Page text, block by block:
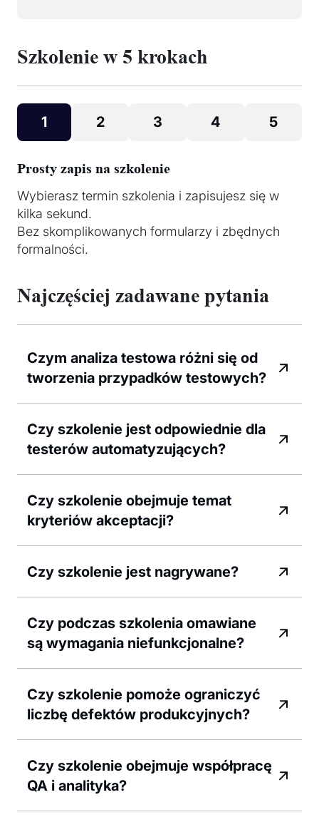
Szkolenie w 5 krokach
1 2 3 4 5
Prosty zapis na szkolenie
Wybierasz termin szkolenia i zapisujesz się w
kilka sekund.
Bez skomplikowanych formularzy i zbędnych
formalności.
Najczęściej zadawane pytania
Czym analiza testowa różni się od
tworzenia przypadków testowych?
Czy szkolenie jest odpowiednie dla
testerów automatyzujących?
Czy szkolenie obejmuje temat
kryteriów akceptacji?
Czy szkolenie jest nagrywane?
Czy podczas szkolenia omawiane
są wymagania niefunkcjonalne?
Czy szkolenie pomoże ograniczyć
liczbę defektów produkcyjnych?
Czy szkolenie obejmuje współpracę
QA i analityka?